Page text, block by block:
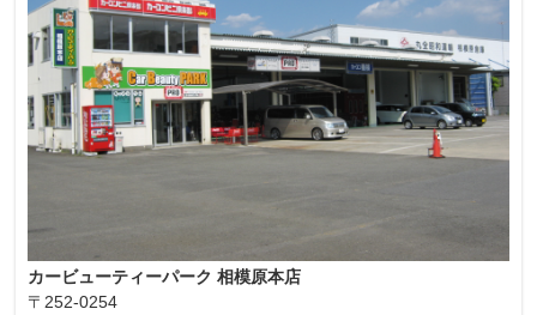
カービューティーパーク 相模原本店
〒252-0254